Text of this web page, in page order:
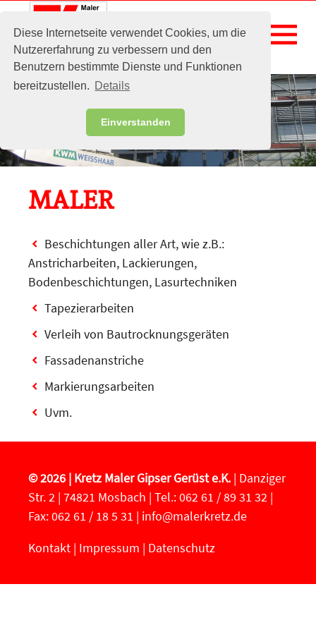
Diese Internetseite verwendet Cookies, um die
Nutzererfahrung zu verbessern und den
Benutzern bestimmte Dienste und Funktionen
bereitzustellen. Details
Einverstanden
menu
MALER
Beschichtungen aller Art, wie z.B.:
Anstricharbeiten, Lackierungen,
Bodenbeschichtungen, Lasurtechniken
Tapezierarbeiten
Verleih von Bautrocknungsgeräten
Fassadenanstriche
Markierungsarbeiten
Uvm.
© 2026 | Kretz Maler Gipser Gerüst e.K. | Danziger
Str. 2 | 74821 Mosbach | Tel.: 062 61 / 89 31 32 |
Fax: 062 61 / 18 5 31 | info@malerkretz.de
Kontakt | Impressum | Datenschutz